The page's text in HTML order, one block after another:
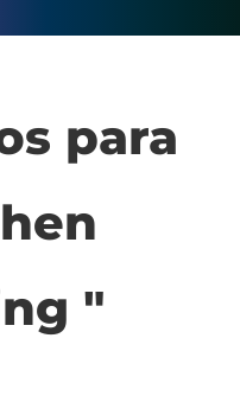
para
"